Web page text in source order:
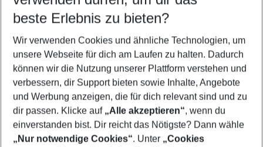
5-8 Nächte
2 Erwachsene Keine Kinder
Mehr Filter anzeigen
beste Erlebnis zu bieten?
Wir verwenden Cookies und ähnliche Technologien, um
unsere Webseite für dich am Laufen zu halten. Dadurch
können wir die Nutzung unserer Plattform verstehen und
verbessern, dir Support bieten sowie Inhalte, Angebote
und Werbung anzeigen, die für dich relevant sind und zu
dir passen. Klicke auf „Alle akzeptieren“, wenn du
einverstanden bist. Dir reicht das Nötigste? Dann wähle
„Nur notwendige Cookies“. Unter „Cookies